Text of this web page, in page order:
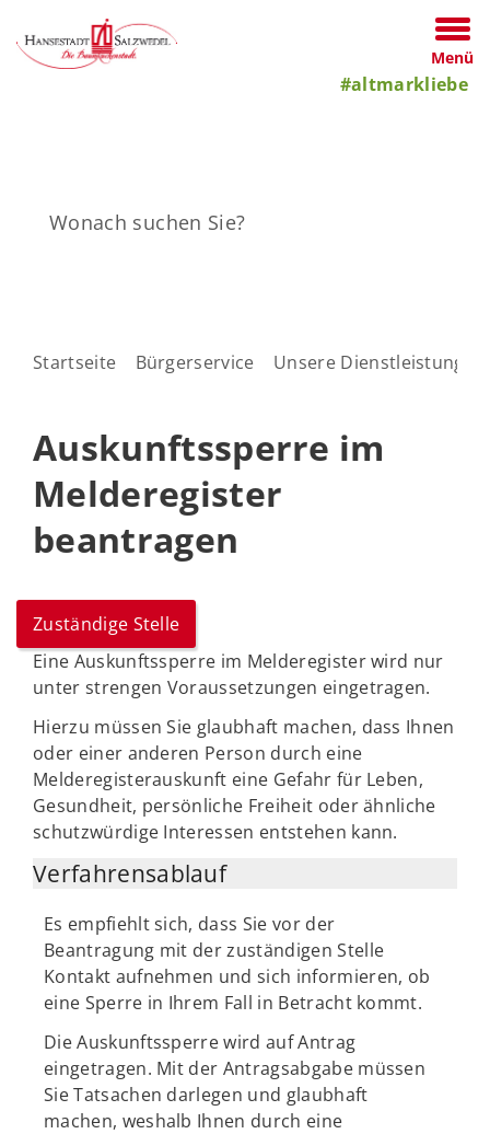
Menü
#altmarkliebe
Startseite Bürgerservice Unsere Dienstleistungen
Auskunftssperre im
Melderegister
beantragen
Zuständige Stelle
Eine Auskunftssperre im Melderegister wird nur
unter strengen Voraussetzungen eingetragen.
Hierzu müssen Sie glaubhaft machen, dass Ihnen
oder einer anderen Person durch eine
Melderegisterauskunft eine Gefahr für Leben,
Gesundheit, persönliche Freiheit oder ähnliche
schutzwürdige Interessen entstehen kann.
Verfahrensablauf
Es empfiehlt sich, dass Sie vor der
Beantragung mit der zuständigen Stelle
Kontakt aufnehmen und sich informieren, ob
eine Sperre in Ihrem Fall in Betracht kommt.
Die Auskunftssperre wird auf Antrag
eingetragen. Mit der Antragsabgabe müssen
Sie Tatsachen darlegen und glaubhaft
machen, weshalb Ihnen durch eine